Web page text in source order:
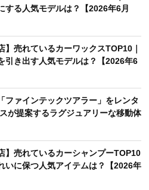
する人気モデルは？【2026年6月
】売れているカーワックスTOP10｜
引き出す人気モデルは？【2026年6
ファインテックツアラー」をレンタ
が提案するラグジュアリーな移動体
】売れているカーシャンプーTOP10
いに保つ人気アイテムは？【2026年